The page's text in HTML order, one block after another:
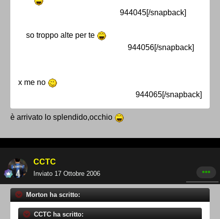
944045[/snapback]
so troppo alte per te
944056[/snapback]
x me no
944065[/snapback]
è arrivato lo splendido,occhio
CCTC
Inviato 17 Ottobre 2006
Morton ha scritto:
CCTC ha scritto: